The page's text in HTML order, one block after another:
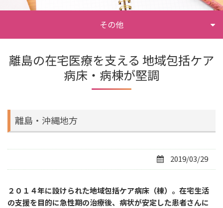
離島の在宅医療を支える 地域包括ケア
病床・病棟が堅調
離島・沖縄地方
2019/03/29
２０１４年に設けられた地域包括ケア病床（棟）。在宅生活
の支援を目的に急性期の治療後、病状が安定した患者さんに
その他